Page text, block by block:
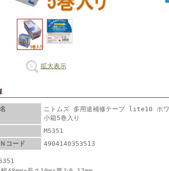
拡大表示
ニトムズ 多用途補修テープ lite10 ホワ
小箱5巻入り
M5351
コード
4904140353513